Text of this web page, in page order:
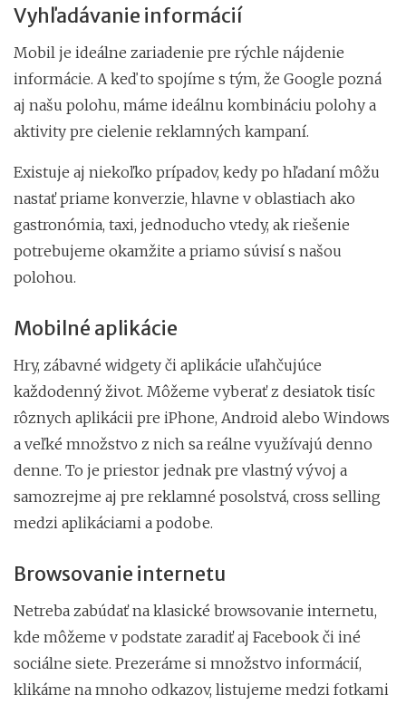
Vyhľadávanie informácií
Mobil je ideálne zariadenie pre rýchle nájdenie
informácie. A keď to spojíme s tým, že Google pozná
aj našu polohu, máme ideálnu kombináciu polohy a
aktivity pre cielenie reklamných kampaní.
Existuje aj niekoľko prípadov, kedy po hľadaní môžu
nastať priame konverzie, hlavne v oblastiach ako
gastronómia, taxi, jednoducho vtedy, ak riešenie
potrebujeme okamžite a priamo súvisí s našou
polohou.
Mobilné aplikácie
Hry, zábavné widgety či aplikácie uľahčujúce
každodenný život. Môžeme vyberať z desiatok tisíc
rôznych aplikácii pre iPhone, Android alebo Windows
a veľké množstvo z nich sa reálne využívajú denno
denne. To je priestor jednak pre vlastný vývoj a
samozrejme aj pre reklamné posolstvá, cross selling
medzi aplikáciami a podobe.
Browsovanie internetu
Netreba zabúdať na klasické browsovanie internetu,
kde môžeme v podstate zaradiť aj Facebook či iné
sociálne siete. Prezeráme si množstvo informácií,
klikáme na mnoho odkazov, listujeme medzi fotkami